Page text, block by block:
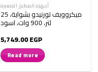
أجهزة المطبخ الصغيرة
ميكروويف تورنيدو بشواية، 25
لتر، 900 وات، اسود
5,749.00EGP
Read more